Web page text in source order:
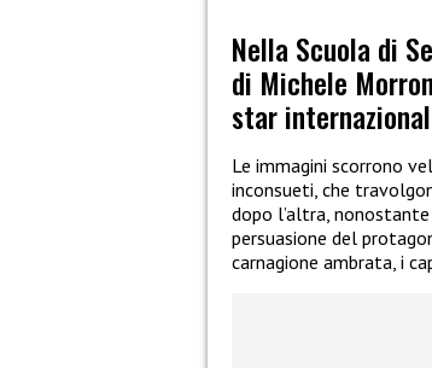
Nella Scuola di
di Michele
star
Le immagini scorrono
inconsueti, che
dopo l’altra,
persuasione del
carnagione ambrata, i